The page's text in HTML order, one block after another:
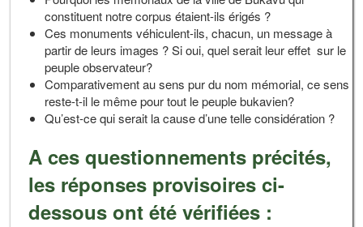
constituent notre corpus étaient-ils érigés ?
Ces monuments véhiculent-ils, chacun, un message à
partir de leurs images ? Si oui, quel serait leur effet sur le
peuple observateur?
Comparativement au sens pur du nom mémorial, ce sens
reste-t-il le même pour tout le peuple bukavien?
Qu’est-ce qui serait la cause d’une telle considération ?
A ces questionnements précités,
les réponses provisoires ci-
dessous ont été vérifiées :